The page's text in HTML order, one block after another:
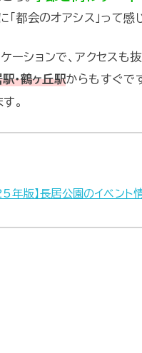
「都会のオアシス」って感
ーションで、アクセスも抜
・鶴ヶ丘駅からもすぐで
。
年版】長居公園のイベント